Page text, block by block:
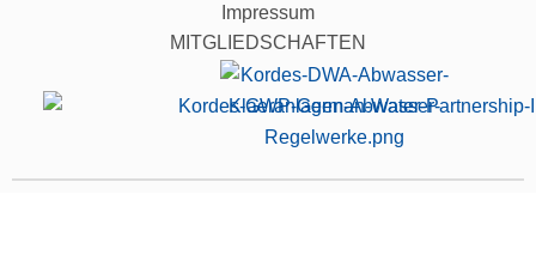
Impressum
MITGLIEDSCHAFTEN